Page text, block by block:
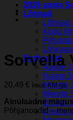
2026 aasta
Lõhnad
Lõhnad
Kodu
Parfuumid
Naiste
Naiste
Meeste
Meeste
Unisex
Unisex
Sorvella
20,49 € koos KM-ga
Ainulaadne
Põhjanoodid –